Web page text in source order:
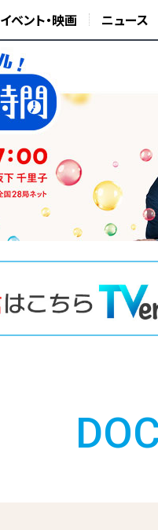
イベント・映画 ニュース